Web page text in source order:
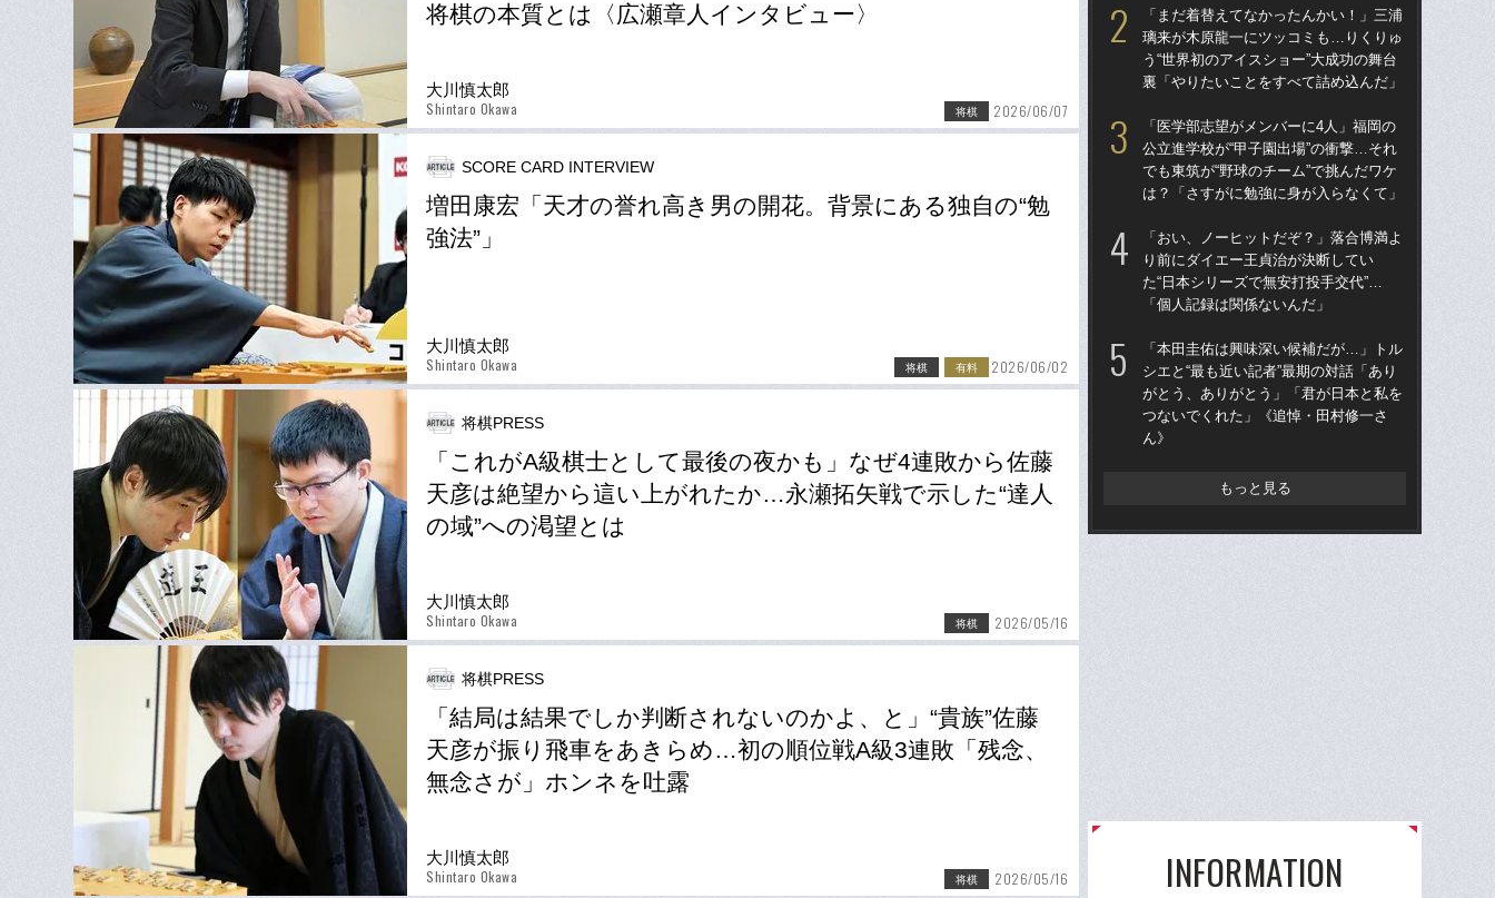
将棋の本質とは〈広瀬章人インタビュー〉
大川慎太郎
Shintaro Okawa 将棋 2026/06/07
SCORE CARD INTERVIEW
増田康宏「天才の誉れ高き男の開花。背景にある独自の“勉
強法”」
大川慎太郎
Shintaro Okawa 将棋 有料 2026/06/02
将棋PRESS
「これがA級棋士として最後の夜かも」なぜ4連敗から佐藤
天彦は絶望から這い上がれたか…永瀬拓矢戦で示した“達人
の域”への渇望とは
大川慎太郎
Shintaro Okawa 将棋 2026/05/16
将棋PRESS
「結局は結果でしか判断されないのかよ、と」“貴族”佐藤
天彦が振り飛車をあきらめ…初の順位戦A級3連敗「残念、
無念さが」ホンネを吐露
大川慎太郎
Shintaro Okawa 将棋 2026/05/16
「まだ着替えてなかったんかい！」三浦
璃来が木原龍一にツッコミも…りくりゅ
う“世界初のアイスショー”大成功の舞台
裏「やりたいことをすべて詰め込んだ」
「医学部志望がメンバーに4人」福岡の
公立進学校が“甲子園出場”の衝撃…それ
でも東筑が“野球のチーム”で挑んだワケ
は？「さすがに勉強に身が入らなくて」
「おい、ノーヒットだぞ？」落合博満よ
り前にダイエー王貞治が決断してい
た“日本シリーズで無安打投手交代”…
「個人記録は関係ないんだ」
「本田圭佑は興味深い候補だが…」トル
シエと“最も近い記者”最期の対話「あり
がとう、ありがとう」「君が日本と私を
つないでくれた」《追悼・田村修一さ
ん》
もっと見る
INFORMATION